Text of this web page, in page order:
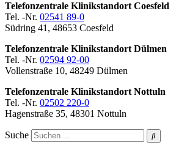
Telefonzentrale Klinikstandort Coesfeld
Tel. -Nr. 02541 89-0
Südring 41, 48653 Coesfeld
Telefonzentrale Klinikstandort Dülmen
Tel. -Nr. 02594 92-00
Vollenstraße 10, 48249 Dülmen
Telefonzentrale Klinikstandort Nottuln
Tel. -Nr. 02502 220-0
Hagenstraße 35, 48301 Nottuln
Suche